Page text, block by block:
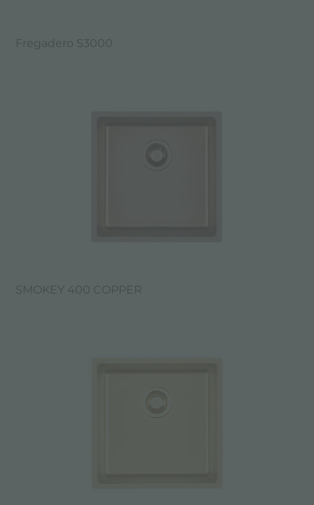
Fregadero S3000
SMOKEY 400 COPPER